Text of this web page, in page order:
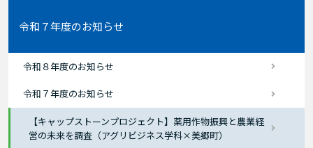
令和７年度のお知らせ
令和８年度のお知らせ
令和７年度のお知らせ
【キャップストーンプロジェクト】薬用作物振興と農業経
営の未来を調査（アグリビジネス学科×美郷町）